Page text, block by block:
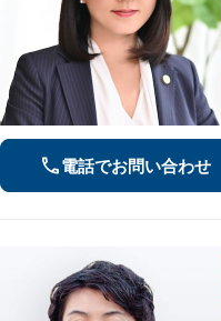
電話でお問い合わせ